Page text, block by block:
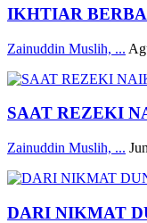
IKHTIAR
Zainuddin Muslih, ...
SAAT REZEKI
Zainuddin Muslih, ...
DARI NIKMAT